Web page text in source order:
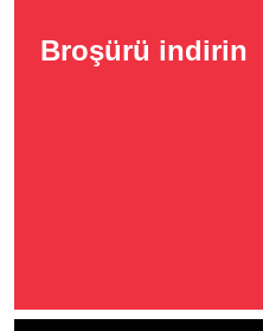
Broşürü indirin